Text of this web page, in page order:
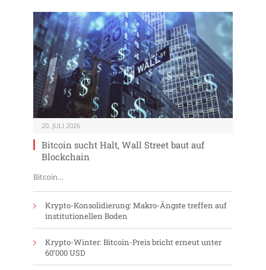
20. JULI 2026
Bitcoin sucht Halt, Wall Street baut auf
Blockchain
Bitcoin…
Krypto-Konsolidierung: Makro-Ängste treffen auf
institutionellen Boden
Krypto-Winter: Bitcoin-Preis bricht erneut unter
60’000 USD